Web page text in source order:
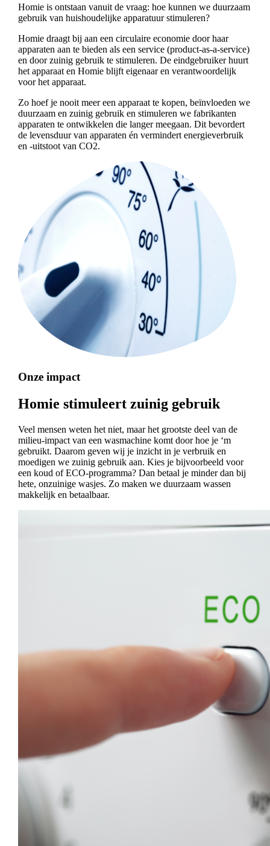
Homie is ontstaan vanuit de vraag: hoe kunnen we duurzaam
gebruik van huishoudelijke apparatuur stimuleren?
Homie draagt bij aan een circulaire economie door haar
apparaten aan te bieden als een service (product-as-a-service)
en door zuinig gebruik te stimuleren. De eindgebruiker huurt
het apparaat en Homie blijft eigenaar en verantwoordelijk
voor het apparaat.
Zo hoef je nooit meer een apparaat te kopen, beïnvloeden we
duurzaam en zuinig gebruik en stimuleren we fabrikanten
apparaten te ontwikkelen die langer meegaan. Dit bevordert
de levensduur van apparaten én vermindert energieverbruik
en -uitstoot van CO2.
Onze impact
Homie stimuleert zuinig gebruik
Veel mensen weten het niet, maar het grootste deel van de
milieu-impact van een wasmachine komt door hoe je ‘m
gebruikt. Daarom geven wij je inzicht in je verbruik en
moedigen we zuinig gebruik aan. Kies je bijvoorbeeld voor
een koud of ECO-programma? Dan betaal je minder dan bij
hete, onzuinige wasjes. Zo maken we duurzaam wassen
makkelijk en betaalbaar.